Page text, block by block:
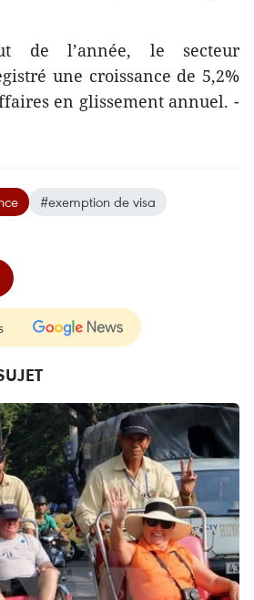
de l’année, le secteur
une croissance de 5,2%
en glissement annuel. -
#exemption de visa